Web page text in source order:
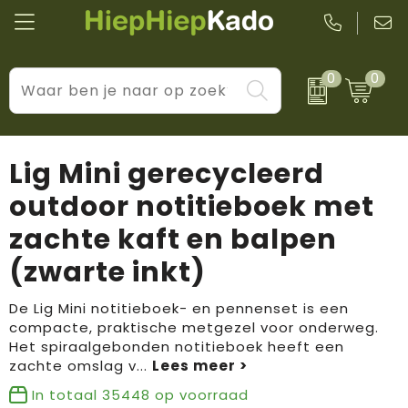
0 0
Kantoor & schrijfwaren
Wellness & verzorging
Tassen & reizen
Huis, tuin & keuken
Elektronica & gadgets
Kleding & accessoires
Sport & vrije tijd
Levensstijl
Prijs & impact
BIC
Boska
Brandflavours
Camelbak
Janzen
JBL
LogoSeat
Lig Mini gerecycleerd
outdoor notitieboek met
zachte kaft en balpen
(zwarte inkt)
De Lig Mini notitieboek- en pennenset is een
compacte, praktische metgezel voor onderweg.
Het spiraalgebonden notitieboek heeft een
zachte omslag v...
In totaal 35448 op voorraad